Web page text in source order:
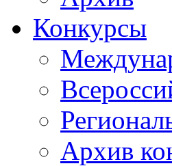
Конкурсы
Архив